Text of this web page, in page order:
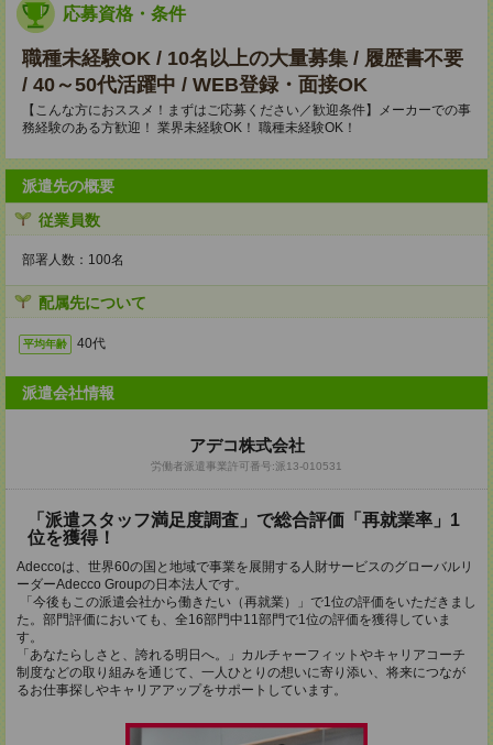
応募資格・条件
職種未経験OK / 10名以上の大量募集 / 履歴書不要
/ 40～50代活躍中 / WEB登録・面接OK
【こんな方におススメ！まずはご応募ください／歓迎条件】メーカーでの事
務経験のある方歓迎！ 業界未経験OK！ 職種未経験OK！
派遣先の概要
従業員数
部署人数：100名
配属先について
平均年齢 40代
派遣会社情報
アデコ株式会社
労働者派遣事業許可番号:派13-010531
「派遣スタッフ満足度調査」で総合評価「再就業率」1
位を獲得！
Adeccoは、世界60の国と地域で事業を展開する人財サービスのグローバルリ
ーダーAdecco Groupの日本法人です。
「今後もこの派遣会社から働きたい（再就業）」で1位の評価をいただきまし
た。部門評価においても、全16部門中11部門で1位の評価を獲得していま
す。
「あなたらしさと、誇れる明日へ。」カルチャーフィットやキャリアコーチ
制度などの取り組みを通じて、一人ひとりの想いに寄り添い、将来につなが
るお仕事探しやキャリアアップをサポートしています。